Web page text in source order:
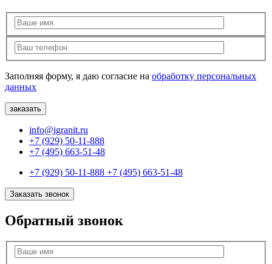
Заполняя форму, я даю согласие на обработку персональных
данных
info@igranit.ru
+7 (929) 50-11-888
+7 (495) 663-51-48
+7 (929) 50-11-888 +7 (495) 663-51-48
Заказать звонок
Обратный звонок